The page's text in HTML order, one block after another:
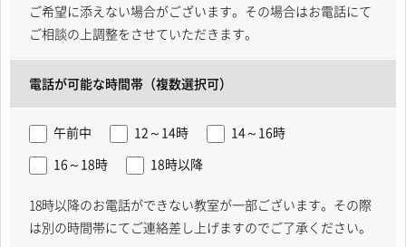
ご希望に添えない場合がございます。その場合はお電話にて
ご相談の上調整をさせていただきます。
電話が可能な時間帯（複数選択可）
午前中 12～14時
14～16時
16～18時
18時以降
18時以降のお電話ができない教室が一部ございます。その際
は別の時間帯にてご連絡差し上げますのでご了承ください。